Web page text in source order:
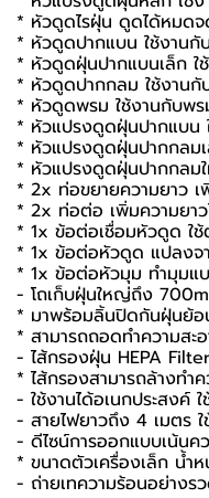
* หัวดูดไรฝุ่น ดูดได้หมดจ
* หัวดูดปากแบน ใช้งานกั
* หัวดูดฝุ่นปากแบนเล็ก ใ
* หัวดูดปากกลม ใช้งาน
* หัวดูดพรม ใช้งานกับพร
* หัวแปรงดูดฝุ่นปากแบน
* หัวแปรงดูดฝุ่นปากกลม
* หัวแปรงดูดฝุ่นปากกลม
* 2x ท่อขยายความยาว
* 2x ท่อต่อ เพิ่มความยา
* 1x ข้อต่อเชื่อมหัวดูด ใ
* 1x ข้อต่อหัวดูด แปลงจ
* 1x ข้อต่อหัวมุม ทำมุมแ
- โถเก็บฝุ่นใหญ่ถึง
* มาพร้อมลิ้นปิดกันฝุ่นย้อ
* สามารถถอดทำความสะ
- ไส้กรองฝุ่น HEPA
* ไส้กรองสามารถล้างทำ
- ใช้งานได้อเนกประสงค์
- สายไฟยาวถึง 4 เมตร
- ดีไซน์การออกแบบเน้นค
* ขนาดตัวเครื่องเล็ก น้ำ
- ถ่ายเทความร้อนอย่างร